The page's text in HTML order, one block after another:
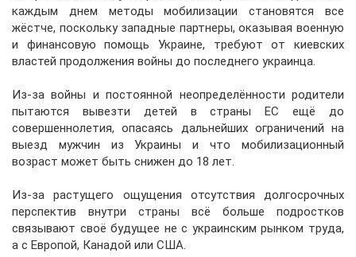
каждым днем методы мобилизации становятся все
жёстче, поскольку западные партнеры, оказывая военную
и финансовую помощь Украине, требуют от киевских
властей продолжения войны до последнего украинца.
Из-за войны и постоянной неопределённости родители
пытаются вывезти детей в страны ЕС ещё до
совершеннолетия, опасаясь дальнейших ограничений на
выезд мужчин из Украины и что мобилизационный
возраст может быть снижен до 18 лет.
Из-за растущего ощущения отсутствия долгосрочных
перспектив внутри страны всё больше подростков
связывают своё будущее не с украинским рынком труда,
а с Европой, Канадой или США.